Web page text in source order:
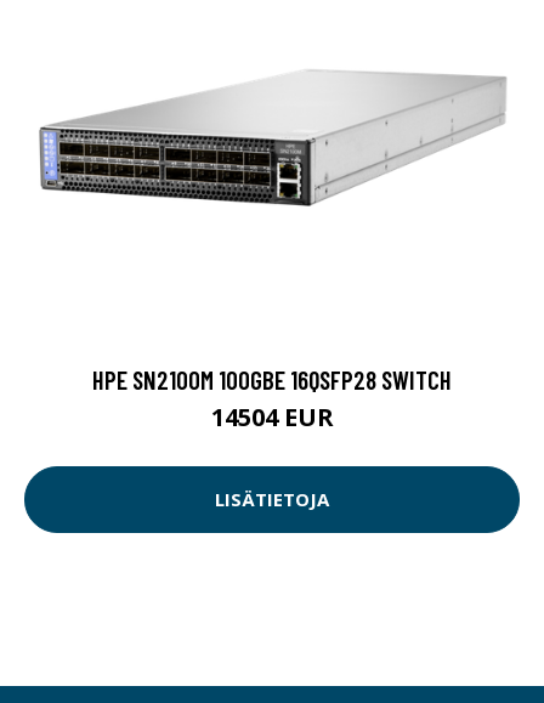
HPE SN2100M 100GBE 16QSFP28 SWITCH
14504 EUR
LISÄTIETOJA